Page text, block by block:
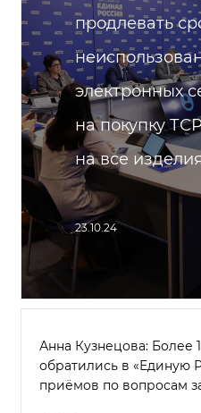
продлевать
электронных
на покупку
на все изделия
23.10.24
Анна Кузнецова: Более
обратились в «Единую
приёмов по вопросам